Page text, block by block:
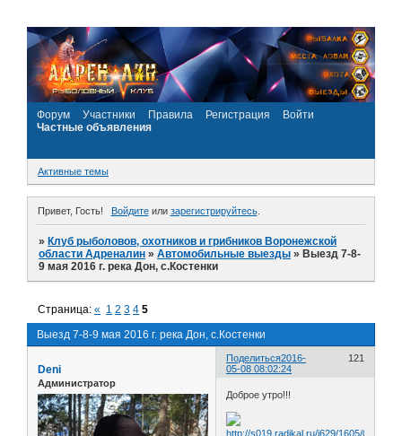
Форум Участники Правила Регистрация
Войти
Частные объявления
Активные темы
Привет, Гость! Войдитеили зарегистрируйтесь.
»Клуб рыболовов, охотников и грибников Воронежской
области Адреналин »Автомобильные выезды »Выезд 7-8-
9 мая 2016 г. река Дон, с.Костенки
Выезд 7-8-9 мая 2016 г. река Дон, с.Костенки
Страница:« 1 2 3 4 5
Поделиться 121
2016-
05-08 08:02:24
Deni
Администратор
Доброе утро!!!